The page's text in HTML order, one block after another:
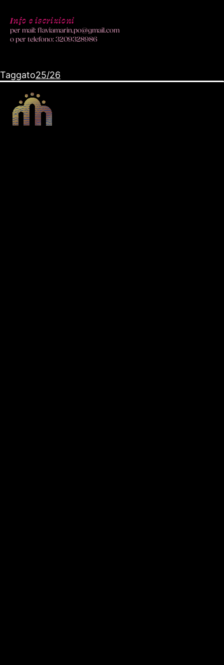
Info e iscrizioni
per mail: flaviamarin.po@gmail.com
o per telefono: 3209328986
Taggato25/26